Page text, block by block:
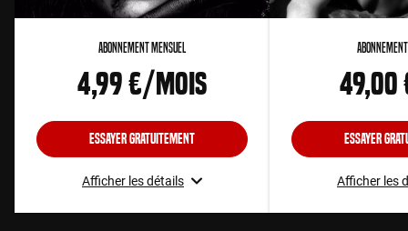
Abonnement Mensuel
4,99 €/mois
Essayer gratuitement
Afficher les détails
Essayer
Afficher les